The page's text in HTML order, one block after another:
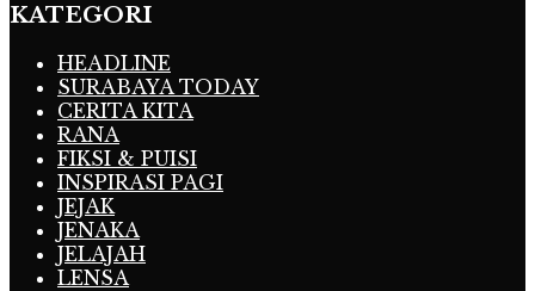
KATEGORI
HEADLINE
SURABAYA TODAY
CERITA KITA
RANA
FIKSI & PUISI
INSPIRASI PAGI
JEJAK
JENAKA
JELAJAH
LENSA